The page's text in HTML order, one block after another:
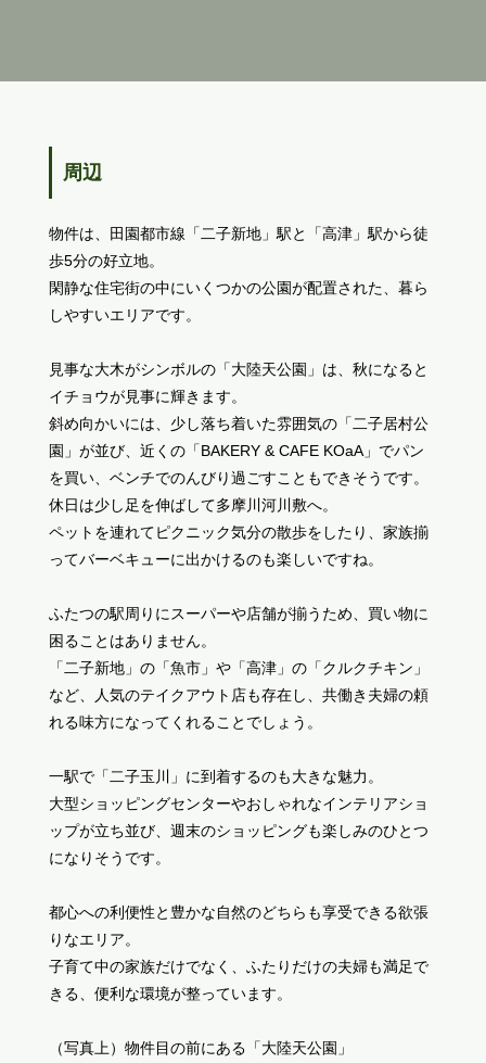
周辺
物件は、田園都市線「二子新地」駅と「高津」駅から徒
歩5分の好立地。
閑静な住宅街の中にいくつかの公園が配置された、暮ら
しやすいエリアです。
見事な大木がシンボルの「大陸天公園」は、秋になると
イチョウが見事に輝きます。
斜め向かいには、少し落ち着いた雰囲気の「二子居村公
園」が並び、近くの「BAKERY & CAFE KOaA」でパン
を買い、ベンチでのんびり過ごすこともできそうです。
休日は少し足を伸ばして多摩川河川敷へ。
ペットを連れてピクニック気分の散歩をしたり、家族揃
ってバーベキューに出かけるのも楽しいですね。
ふたつの駅周りにスーパーや店舗が揃うため、買い物に
困ることはありません。
「二子新地」の「魚市」や「高津」の「クルクチキン」
など、人気のテイクアウト店も存在し、共働き夫婦の頼
れる味方になってくれることでしょう。
一駅で「二子玉川」に到着するのも大きな魅力。
大型ショッピングセンターやおしゃれなインテリアショ
ップが立ち並び、週末のショッピングも楽しみのひとつ
になりそうです。
都心への利便性と豊かな自然のどちらも享受できる欲張
りなエリア。
子育て中の家族だけでなく、ふたりだけの夫婦も満足で
きる、便利な環境が整っています。
（写真上）物件目の前にある「大陸天公園」